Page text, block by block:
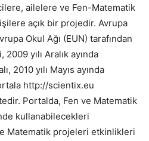
ailelere ve Fen-Matematik
açık bir projedir. Avrupa
Okul Ağı (EUN) tarafından
yılı Aralık ayında
2010 yılı Mayıs ayında
http://scientix.eu
Portalda, Fen ve Matematik
kullanabilecekleri
Matematik projeleri etkinlikleri